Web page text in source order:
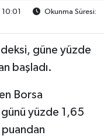
Okunma Süresi:
güne yüzde
başladı.
Borsa
yüzde 1,65